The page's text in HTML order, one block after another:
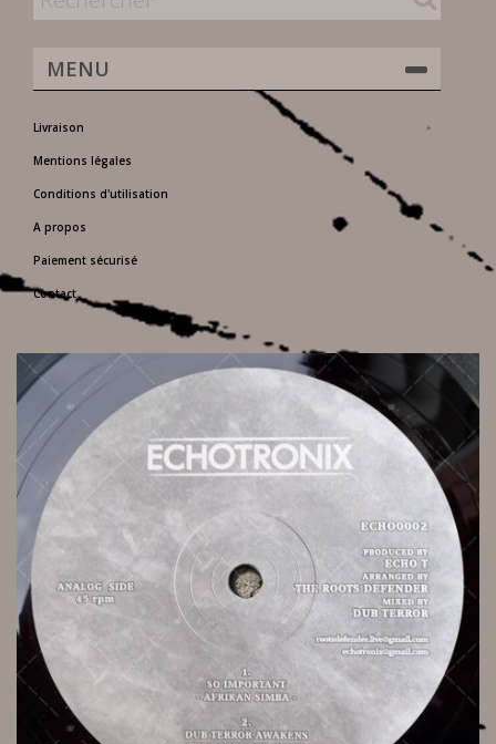
MENU
Livraison
Mentions légales
Conditions d'utilisation
A propos
Paiement sécurisé
Contact